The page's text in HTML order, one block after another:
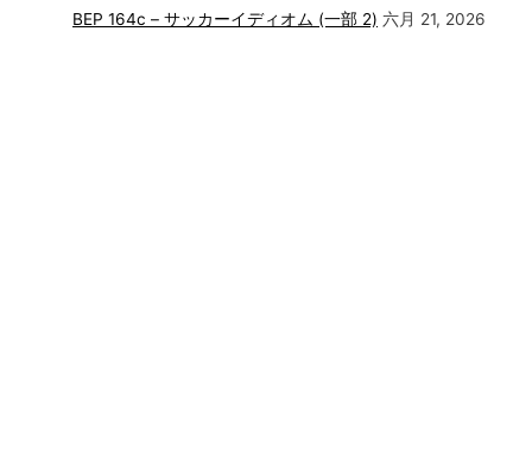
BEP 164c – サッカーイディオム (一部 2) 六月 21, 2026